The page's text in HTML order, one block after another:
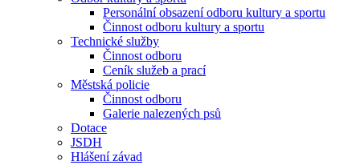
Personální obsazení odboru kultury a sportu
Činnost odboru kultury a sportu
Technické služby
Činnost odboru
Ceník služeb a prací
Městská policie
Činnost odboru
Galerie nalezených psů
Dotace
JSDH
Hlášení závad